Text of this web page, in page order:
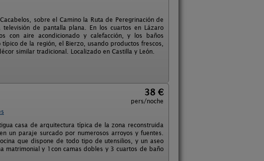
sobre el Camino la Ruta de Peregrinación de
de pantalla plana. En los cuartos en Lázaro
con aire acondicionado y calefacción, y los baños
de la región, el Bierzo, usando productos frescos,
similar tradicional. Localizado en Castilla y León.
38 €
pers/noche
casa de arquitectura típica de la zona reconstruida
un paraje surcado por numerosos arroyos y fuentes.
que dispone de todo tipo de utensilios, y un aseo
matrimonial y 1con camas dobles y 3 cuartos de baño